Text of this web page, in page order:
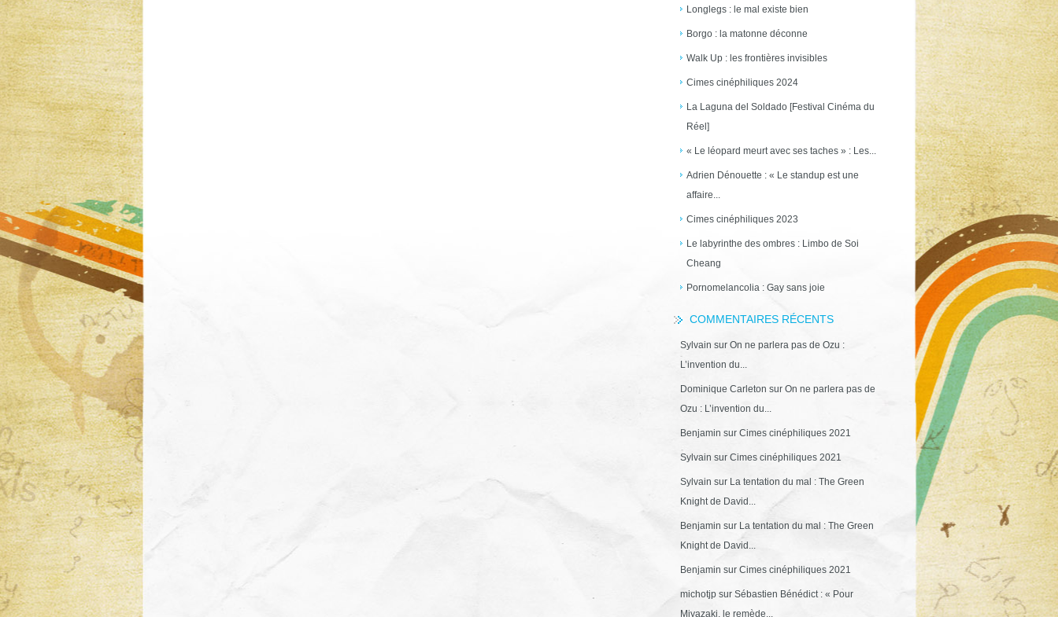
Longlegs : le mal existe bien
Borgo : la matonne déconne
Walk Up : les frontières invisibles
Cimes cinéphiliques 2024
La Laguna del Soldado [Festival Cinéma du
Réel]
« Le léopard meurt avec ses taches » : Les...
Adrien Dénouette : « Le standup est une
affaire...
Cimes cinéphiliques 2023
Le labyrinthe des ombres : Limbo de Soi
Cheang
Pornomelancolia : Gay sans joie
COMMENTAIRES RÉCENTS
Sylvain sur On ne parlera pas de Ozu :
L’invention du...
Dominique Carleton sur On ne parlera pas de
Ozu : L’invention du...
Benjamin sur Cimes cinéphiliques 2021
Sylvain sur Cimes cinéphiliques 2021
Sylvain sur La tentation du mal : The Green
Knight de David...
Benjamin sur La tentation du mal : The Green
Knight de David...
Benjamin sur Cimes cinéphiliques 2021
michotjpsur Sébastien Bénédict : « Pour
Miyazaki, le remède...